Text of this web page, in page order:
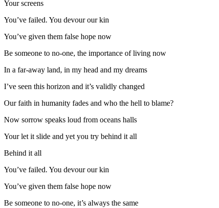
Your screens
You’ve failed. You devour our kin
You’ve given them false hope now
Be someone to no-one, the importance of living now
In a far-away land, in my head and my dreams
I’ve seen this horizon and it’s validly changed
Our faith in humanity fades and who the hell to blame?
Now sorrow speaks loud from oceans halls
Your let it slide and yet you try behind it all
Behind it all
You’ve failed. You devour our kin
You’ve given them false hope now
Be someone to no-one, it’s always the same